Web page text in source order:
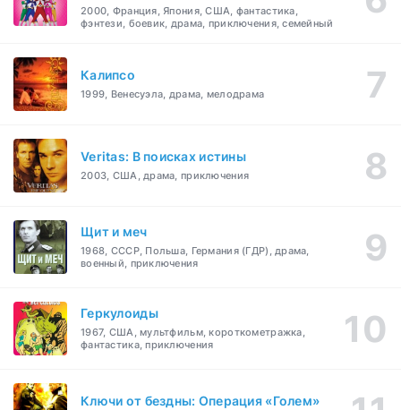
2000, Франция, Япония, США, фантастика,
фэнтези, боевик, драма, приключения, семейный
Калипсо
1999, Венесуэла, драма, мелодрама
Veritas: В поисках истины
2003, США, драма, приключения
Щит и меч
1968, СССР, Польша, Германия (ГДР), драма,
военный, приключения
Геркулоиды
1967, США, мультфильм, короткометражка,
фантастика, приключения
Ключи от бездны: Операция «Голем»